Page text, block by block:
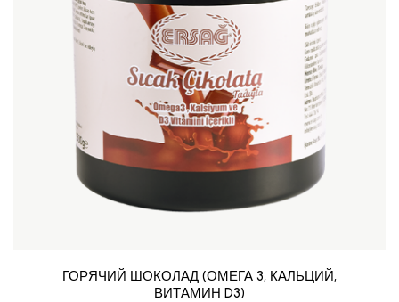
ГОРЯЧИЙ ШОКОЛАД (ОМЕГА 3, КАЛЬЦИЙ,
ВИТАМИН D3)